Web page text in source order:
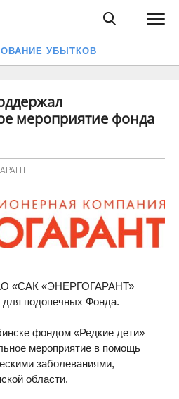
УБЫТКОВ
мероприятие фонда
«САК «ЭНЕРГОГАРАНТ»
для подопечных Фонда.
фондом «Редкие дети»
мероприятие в помощь
заболеваниями,
области.